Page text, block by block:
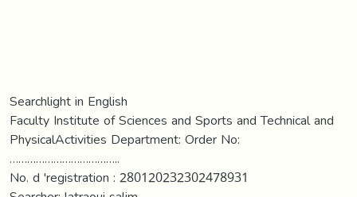
Searchlight in English
Faculty Institute of Sciences and Sports and Technical and
PhysicalActivities Department: Order No:
………………………………..
No. d 'registration : 280120232302478931